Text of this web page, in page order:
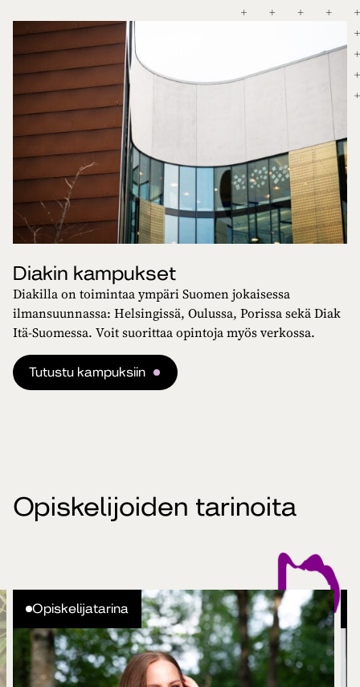
Diakin kampukset
Diakilla on toimintaa ympäri Suomen jokaisessa
ilmansuunnassa: Helsingissä, Oulussa, Porissa sekä Diak
Itä-Suomessa. Voit suorittaa opintoja myös verkossa.
Tutustu kampuksiin
Opiskelijoiden tarinoita
Opiskelijatarina